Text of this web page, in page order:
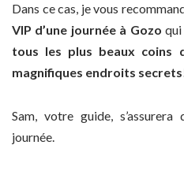
Dans ce cas, je vous
VIP d’une journée à Gozo
tous les plus beaux coins
magnifiques endroits
Sam, votre guide,
journée.